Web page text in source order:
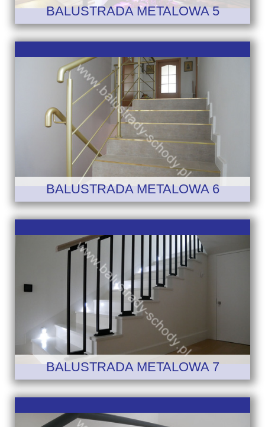
BALUSTRADA METALOWA 5
BALUSTRADA METALOWA 6
BALUSTRADA METALOWA 7